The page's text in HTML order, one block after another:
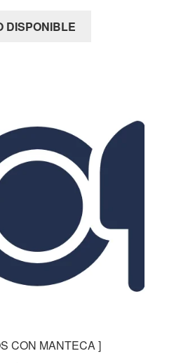
DISPONIBLE
CON MANTECA ]